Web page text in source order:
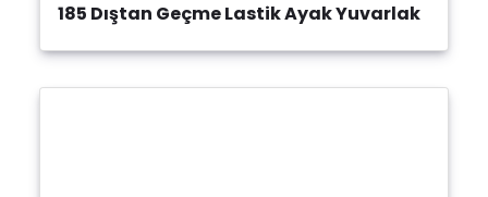
185 Dıştan Geçme Lastik Ayak Yuvarlak